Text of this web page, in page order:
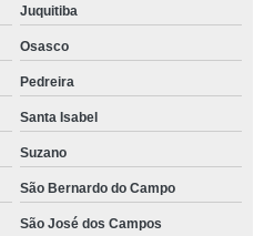
Juquitiba
Osasco
Pedreira
Santa Isabel
Suzano
São Bernardo do Campo
São José dos Campos